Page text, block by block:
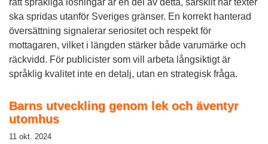
rätt språkliga lösningar är en del av detta, särskilt när texter
ska spridas utanför Sveriges gränser. En korrekt hanterad
översättning signalerar seriositet och respekt för
mottagaren, vilket i längden stärker både varumärke och
räckvidd. För publicister som vill arbeta långsiktigt är
språklig kvalitet inte en detalj, utan en strategisk fråga.
Barns utveckling genom lek och äventyr
utomhus
11 okt. 2024